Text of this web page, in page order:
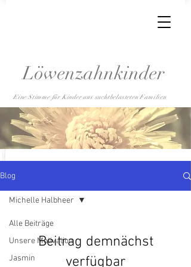
Eine Stimme für Kinder aus suchtbelasteten Familien
Löwenzahnkinder
Blog
Alle Beiträge
Unsere Motivation
Jasmin
Michelle Halbheer
Beitrag demnächst
verfügbar